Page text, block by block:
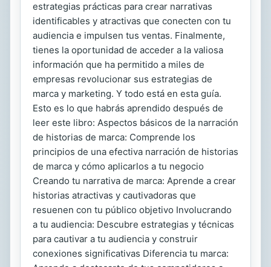
estrategias prácticas para crear narrativas
identificables y atractivas que conecten con tu
audiencia e impulsen tus ventas. Finalmente,
tienes la oportunidad de acceder a la valiosa
información que ha permitido a miles de
empresas revolucionar sus estrategias de
marca y marketing. Y todo está en esta guía.
Esto es lo que habrás aprendido después de
leer este libro: Aspectos básicos de la narración
de historias de marca: Comprende los
principios de una efectiva narración de historias
de marca y cómo aplicarlos a tu negocio
Creando tu narrativa de marca: Aprende a crear
historias atractivas y cautivadoras que
resuenen con tu público objetivo Involucrando
a tu audiencia: Descubre estrategias y técnicas
para cautivar a tu audiencia y construir
conexiones significativas Diferencia tu marca: